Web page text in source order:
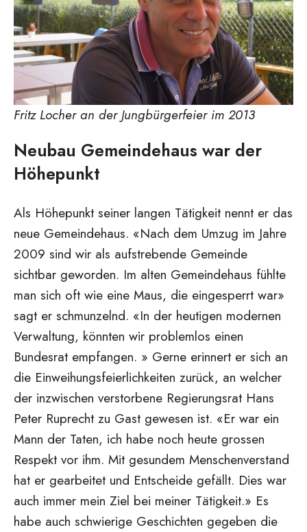
Fritz Locher an der Jungbürgerfeier im 2013
Neubau Gemeindehaus war der
Höhepunkt
Als Höhepunkt seiner langen Tätigkeit nennt er das
neue Gemeindehaus. «Nach dem Umzug im Jahre
2009 sind wir als aufstrebende Gemeinde
sichtbar geworden. Im alten Gemeindehaus fühlte
man sich oft wie eine Maus, die eingesperrt war»
sagt er schmunzelnd. «In der heutigen modernen
Verwaltung, könnten wir problemlos einen
Bundesrat empfangen. » Gerne erinnert er sich an
die Einweihungsfeierlichkeiten zurück, an welcher
der inzwischen verstorbene Regierungsrat Hans
Peter Ruprecht zu Gast gewesen ist. «Er war ein
Mann der Taten, ich habe noch heute grossen
Respekt vor ihm. Mit gesundem Menschenverstand
hat er gearbeitet und Entscheide gefällt. Dies war
auch immer mein Ziel bei meiner Tätigkeit.» Es
habe auch schwierige Geschichten gegeben die